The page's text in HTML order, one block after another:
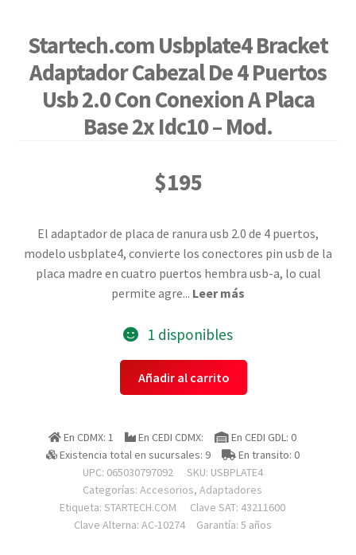
Startech.com Usbplate4 Bracket
Adaptador Cabezal De 4 Puertos
Usb 2.0 Con Conexion A Placa
Base 2x Idc10 – Mod.
$195
El adaptador de placa de ranura usb 2.0 de 4 puertos,
modelo usbplate4, convierte los conectores pin usb de la
placa madre en cuatro puertos hembra usb-a, lo cual
permite agre... Leer más
1 disponibles
Startech.com
Usbplate4
Adaptador
Cabezal
De
4
Puertos
Usb
Añadir al carrito
En CDMX: 1 En CEDI CDMX:
En CEDI GDL: 0
Existencia total en sucursales: 9
En transito: 0
UPC: 065030797092
SKU: USBPLATE4
Categorías: Accesorios, Adaptadores
Etiqueta: STARTECH.COM
Clave SAT: 43211600
Clave Alterna: AC-10274
Garantía: 5 años